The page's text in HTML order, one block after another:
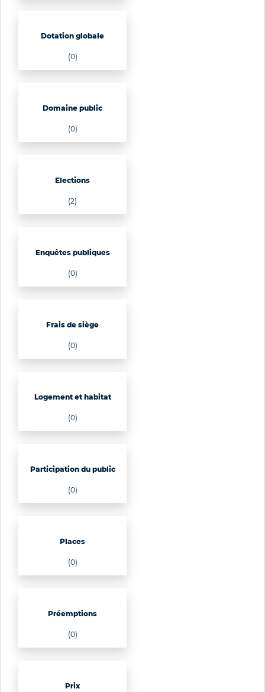
Dotation globale
(0)
Domaine public
(0)
Elections
(2)
Enquêtes publiques
(0)
Frais de siège
(0)
Logement et habitat
(0)
Participation du public
(0)
Places
(0)
Préemptions
(0)
Prix